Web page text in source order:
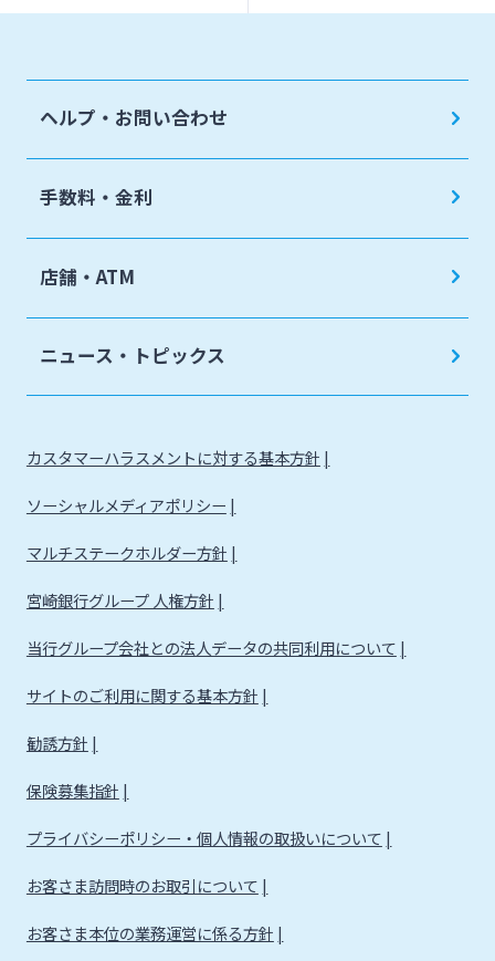
ヘルプ・お問い合わせ
手数料・金利
店舗・ATM
ニュース・トピックス
カスタマーハラスメントに対する基本方針
ソーシャルメディアポリシー
マルチステークホルダー方針
宮崎銀行グループ 人権方針
当行グループ会社との法人データの共同利用について
サイトのご利用に関する基本方針
勧誘方針
保険募集指針
プライバシーポリシー・個人情報の取扱いについて
お客さま訪問時のお取引について
お客さま本位の業務運営に係る方針